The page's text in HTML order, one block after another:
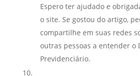
Espero ter ajudado e
o site. Se gostou do artigo,
compartilhe em suas redes
outras pessoas a entender o
Previdenciário.